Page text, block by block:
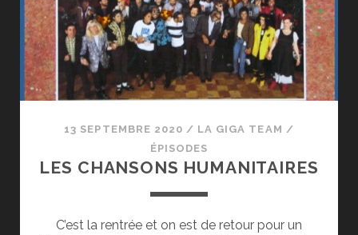
13 SEPTEMBRE 2020 / LA GIGA TEAM /
ÉPISODES
LES CHANSONS HUMANITAIRES
C’est la rentrée et on est de retour pour un